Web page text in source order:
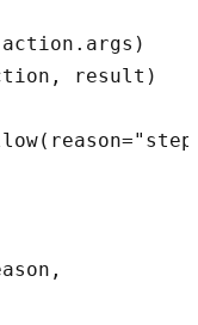
result)